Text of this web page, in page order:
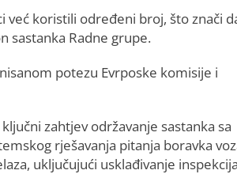
već koristili određeni broj, što znači
sastanka Radne grupe.
potezu Evrposke komisije i
zahtjev održavanje sastanka sa
rješavanja pitanja boravka
uključujući usklađivanje